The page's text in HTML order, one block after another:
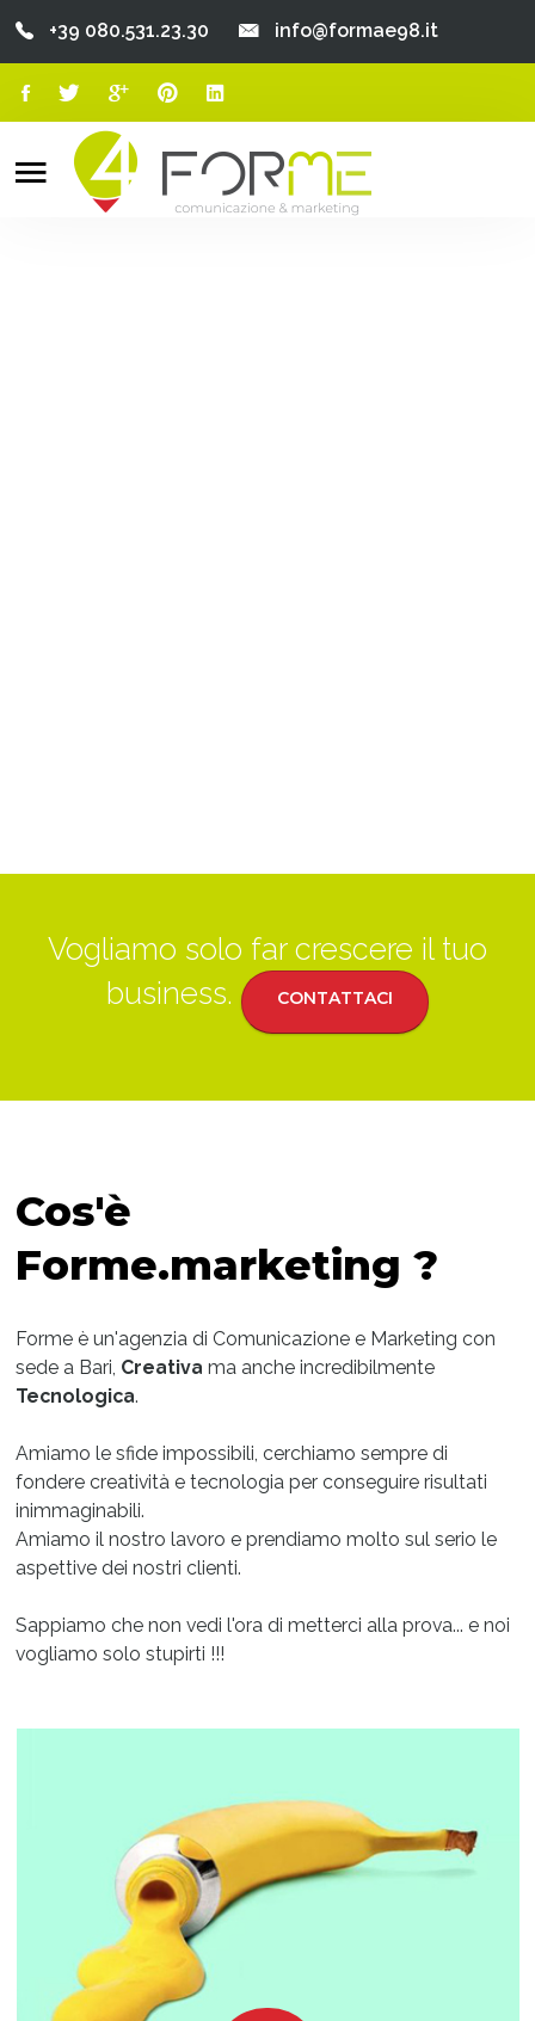
Chi Siamo
+39 080.531.23.30 info@formae98.it
Search
Vogliamo solo far crescere il tuo
business.
CONTATTACI
Cos'è
Forme.marketing ?
Forme è un'agenzia di Comunicazione e Marketing con
sede a Bari, Creativa ma anche incredibilmente
Tecnologica.
Amiamo le sfide impossibili, cerchiamo sempre di
fondere creatività e tecnologia per conseguire risultati
inimmaginabili.
Amiamo il nostro lavoro e prendiamo molto sul serio le
aspettive dei nostri clienti.
Sappiamo che non vedi l'ora di metterci alla prova... e noi
vogliamo solo stupirti !!!